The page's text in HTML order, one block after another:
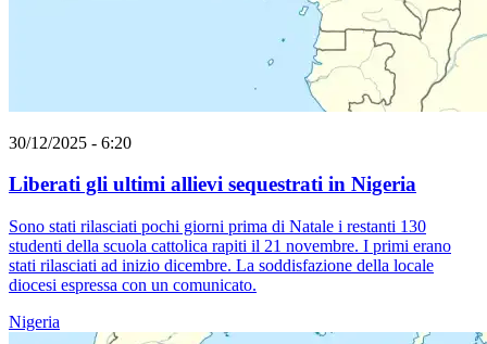
30/12/2025 - 6:20
Liberati gli ultimi allievi sequestrati in Nigeria
Sono stati rilasciati pochi giorni prima di Natale i restanti 130
studenti della scuola cattolica rapiti il 21 novembre. I primi erano
stati rilasciati ad inizio dicembre. La soddisfazione della locale
diocesi espressa con un comunicato.
Nigeria